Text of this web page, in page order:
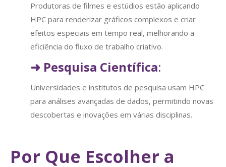
Produtoras de filmes e estúdios estão aplicando
HPC para renderizar gráficos complexos e criar
efeitos especiais em tempo real, melhorando a
eficiência do fluxo de trabalho criativo.
➜ Pesquisa Científica:
Universidades e institutos de pesquisa usam HPC
para análises avançadas de dados, permitindo novas
descobertas e inovações em várias disciplinas.
Por Que Escolher a